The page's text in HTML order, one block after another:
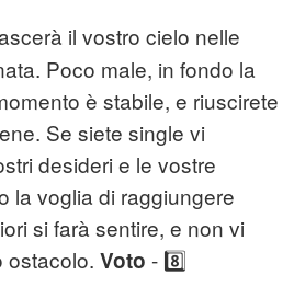
il vostro cielo nelle
Poco male, in fondo la
è stabile, e riuscirete
Se siete single vi
desideri e le vostre
la voglia di raggiungere
si farà sentire, e non vi
ostacolo. Voto - 8️⃣